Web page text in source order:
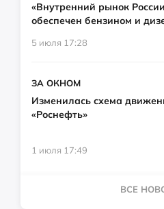
«Внутренний рынок
обеспечен бензином и
5 июля 17:28
ЗА ОКНОМ
Изменилась схема
«Роснефть»
1 июля 17:49
ВСЕ